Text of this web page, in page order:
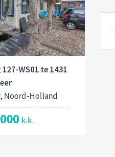
WS01 te 1431
Noord-Holland
k.k.